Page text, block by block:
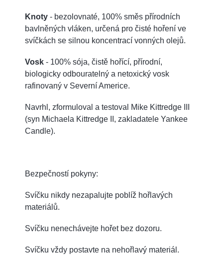
Knoty - bezolovnaté, 100% směs přírodních
bavlněných vláken, určená pro čisté hoření ve
svíčkách se silnou koncentrací vonných olejů.
Vosk - 100% sója, čistě hořící, přírodní,
biologicky odbouratelný a netoxický vosk
rafinovaný v Severní Americe.
Navrhl, zformuloval a testoval Mike Kittredge III
(syn Michaela Kittredge II, zakladatele Yankee
Candle).
Bezpečností pokyny:
Svíčku nikdy nezapalujte poblíž hořlavých
materiálů.
Svíčku nenechávejte hořet bez dozoru.
Svíčku vždy postavte na nehořlavý materiál.